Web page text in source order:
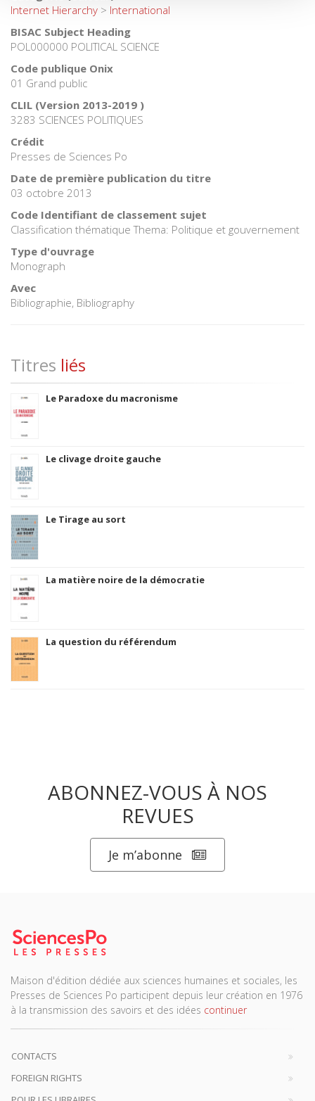
Internet Hierarchy > International
BISAC Subject Heading
POL000000 POLITICAL SCIENCE
Code publique Onix
01 Grand public
CLIL (Version 2013-2019 )
3283 SCIENCES POLITIQUES
Crédit
Presses de Sciences Po
Date de première publication du titre
03 octobre 2013
Code Identifiant de classement sujet
Classification thématique Thema: Politique et gouvernement
Type d'ouvrage
Monograph
Avec
Bibliographie, Bibliography
Titres liés
Le Paradoxe du macronisme
Le clivage droite gauche
Le Tirage au sort
La matière noire de la démocratie
La question du référendum
ABONNEZ-VOUS À NOS
REVUES
Je m’abonne
Maison d'édition dédiée aux sciences humaines et sociales, les
Presses de Sciences Po participent depuis leur création en 1976
à la transmission des savoirs et des idées continuer
CONTACTS
FOREIGN RIGHTS